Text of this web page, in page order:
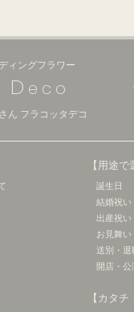
ィングフラワー
D eco
ん フラコッタデコ
【用途で
誕生日
結婚祝い
出産祝い
お見舞い
送別・退
開店・
【カタチ